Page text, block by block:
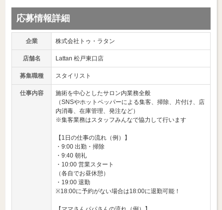
応募情報詳細
企業 株式会社トゥ・ラタン
店舗名 Lattan 松戸東口店
募集職種 スタイリスト
仕事内容
施術を中心としたサロン内業務全般
（SNSやホットペッパーによる集客、掃除、片付け、店
内消毒、在庫管理、発注など）
※集客業務はスタッフみんなで協力して行います
【1日の仕事の流れ（例）】
・9:00 出勤・掃除
・9:40 朝礼
・10:00 営業スタート
（各自でお昼休憩）
・19:00 退勤
※18:00に予約がない場合は18:00に退勤可能！